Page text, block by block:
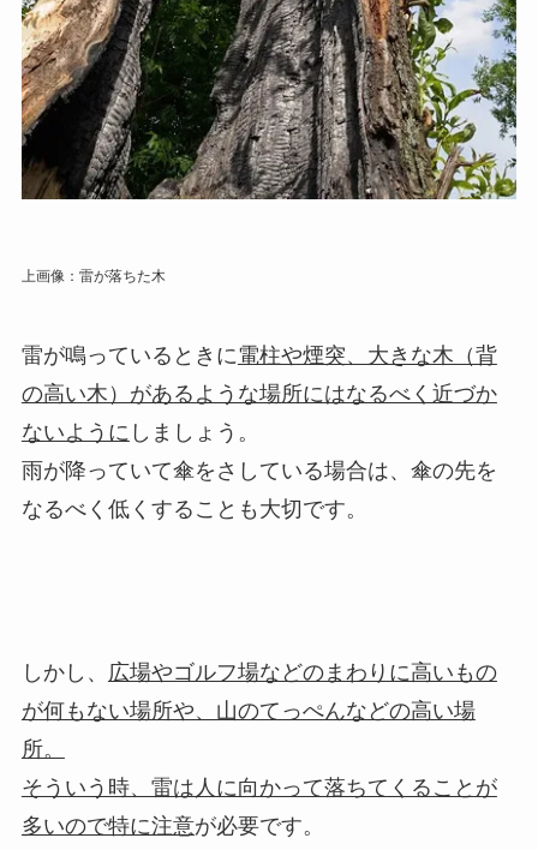
上画像： 雷が落ちた木
雷が鳴っているときに電柱や煙突、大きな木（背
の高い木）があるような場所にはなるべく近づか
ないように しましょう。
雨が降っていて傘をさしている場合は、傘の先を
なるべく低くすることも大切です。
しかし、
広場やゴルフ場などのまわりに高いもの
が何もない場所や、山のてっぺんなどの高い場
所。
そういう時、雷は人に向かって落ちてくることが
多いので特に注意が必要です。